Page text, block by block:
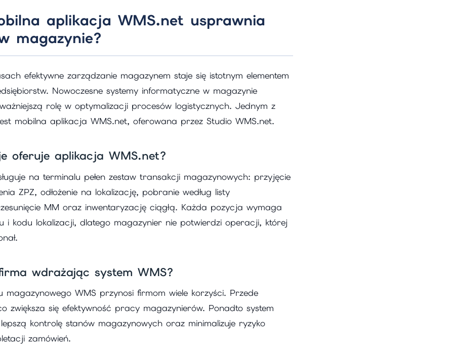
aplikacja WMS.net usprawnia
magazynie?
efektywne zarządzanie magazynem staje się istotnym elementem
Nowoczesne systemy informatyczne w magazynie
rolę w optymalizacji procesów logistycznych. Jednym z
mobilna aplikacja WMS.net, oferowana przez Studio WMS.net.
oferuje aplikacja WMS.net?
na terminalu pełen zestaw transakcji magazynowych: przyjęcie
ZPZ, odłożenie na lokalizację, pobranie według listy
MM oraz inwentaryzację ciągłą. Każda pozycja wymaga
i kodu lokalizacji, dlatego magazynier nie potwierdzi operacji, której
wdrażając system WMS?
magazynowego WMS przynosi firmom wiele korzyści. Przede
zwiększa się efektywność pracy magazynierów. Ponadto system
kontrolę stanów magazynowych oraz minimalizuje ryzyko
zamówień.